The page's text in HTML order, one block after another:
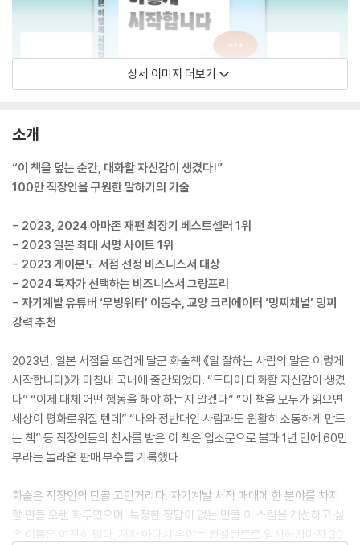
상세 이미지 더보기
소개
“이 책을 덮는 순간, 대화할 자신감이 생겼다!”
100만 직장인을 구원한 말하기의 기술
- 2023, 2024 아마존 재팬 최장기 베스트셀러 1위
- 2023 일본 최대 서평 사이트 1위
- 2023 게이분도 서점 선정 비즈니스서 대상
- 2024 독자가 선택하는 비즈니스서 그랑프리
- 자기계발 유튜버 ‘무빙워터’ 이동수, 교양 크리에이터 ‘밍찌채널’ 밍찌
강력 추천
2023년, 일본 서점을 뜨겁게 달군 화술책 《일 잘하는 사람의 말은 이렇게
시작합니다》가 마침내 국내에 출간되었다. “드디어 대화할 자신감이 생겼
다” “이제 대체 어떤 행동을 해야 하는지 알겠다” “이 책을 모두가 읽으면
세상이 평화로워질 텐데” “나와 정반대인 사람과도 원활히 소통하게 만드
는 책” 등 직장인들의 찬사를 받은 이 책은 입소문으로 불과 1년 만에 60만
부라는 놀라운 판매 부수를 기록했다.
화술은 직장인의 단골 고민거리다. 자기계발 서적 매대에 한 분야를 차지
할 만큼 오랜 화두였으며, 특정한 정답이 없는 만큼 이 스킬을 개선하고 싶
은 이들은 여전히 많다. 저자 아다치 유야는 컨설턴트로 입사하자마자 30